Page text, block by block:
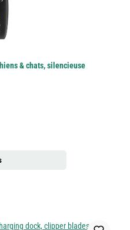
& chats, silencieuse